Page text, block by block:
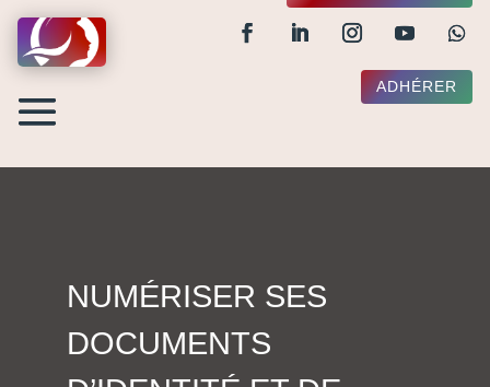
ADHÉRER
NUMÉRISER SES
DOCUMENTS